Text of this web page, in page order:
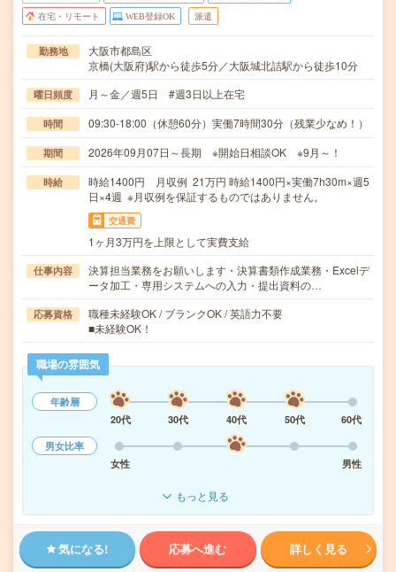
在宅・リモート WEB登録OK 派遣
勤務地
大阪市都島区
京橋(大阪府)駅から徒歩5分／大阪城北詰駅から徒歩10分
曜日頻度 月～金／週5日 #週3日以上在宅
時間 09:30-18:00（休憩60分）実働7時間30分（残業少なめ！）
期間 2026年09月07日～長期 ※開始日相談OK ※9月～！
時給
時給1400円 月収例 21万円 時給1400円×実働7h30m×週5
日×4週 ※月収例を保証するものではありません。
交通費
1ヶ月3万円を上限として実費支給
仕事内容
決算担当業務をお願いします・決算書類作成業務・Excelデ
ータ加工・専用システムへの入力・提出資料の…
応募資格
職種未経験OK / ブランクOK / 英語力不要
■未経験OK！
職場の雰囲気
年齢層
20代
30代 40代 50代
60代
男女比率
女性
男性
もっと見る
気になる! 応募へ進む 詳しく見る